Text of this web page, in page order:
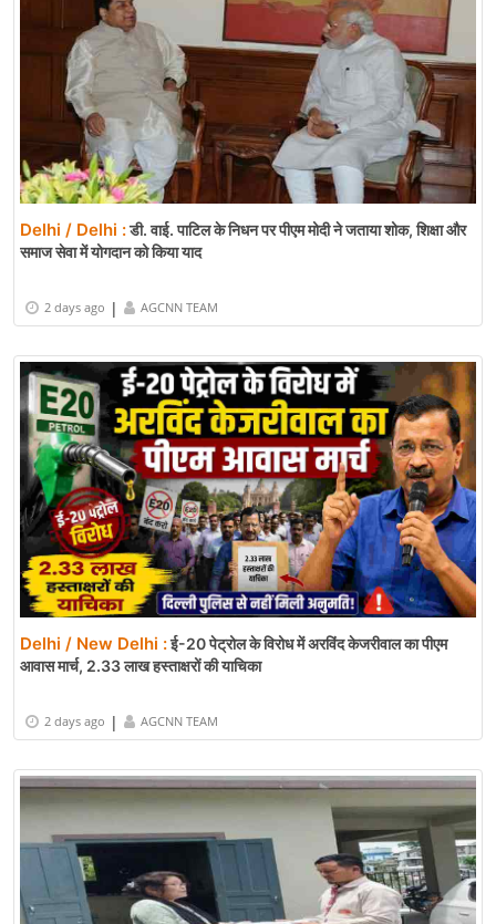
Delhi / Delhi :डी. वाई. पाटिल के निधन पर पीएम मोदी ने जताया शोक, शिक्षा और
समाज सेवा में योगदान को किया याद
2 days ago | AGCNN TEAM
Delhi / New Delhi :ई-20 पेट्रोल के विरोध में अरविंद केजरीवाल का पीएम
आवास मार्च, 2.33 लाख हस्ताक्षरों की याचिका
2 days ago | AGCNN TEAM